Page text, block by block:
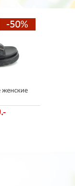
-50%
женские